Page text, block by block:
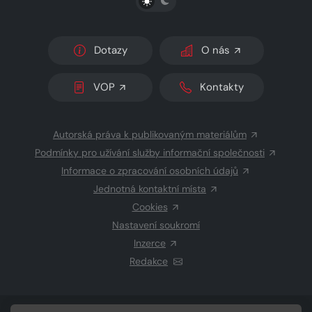
Dotazy O nás
VOP Kontakty
Autorská práva k publikovaným materiálům
Podmínky pro užívání služby informační společnosti
Informace o zpracování osobních údajů
Jednotná kontaktní místa
Cookies
Nastavení soukromí
Inzerce
Redakce